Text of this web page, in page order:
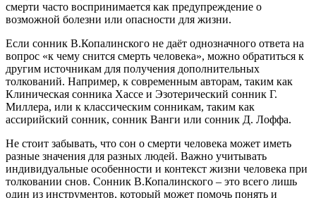
смерти часто воспринимается как предупреждение о
возможной болезни или опасности для жизни.
Если сонник В.Копалинского не даёт однозначного ответа на
вопрос «к чему снится смерть человека», можно обратиться к
другим источникам для получения дополнительных
толкований. Например, к современным авторам, таким как
Клиническая сонника Хассе и Эзотерический сонник Г.
Миллера, или к классическим сонникам, таким как
ассирийский сонник, сонник Ванги или сонник Д. Лоффа.
Не стоит забывать, что сон о смерти человека может иметь
разные значения для разных людей. Важно учитывать
индивидуальные особенности и контекст жизни человека при
толковании снов. Сонник В.Копалинского – это всего лишь
один из инструментов, который может помочь понять и